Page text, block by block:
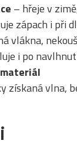
– hřeje v
zápach i při
vlákna,
i po
získaná vlna,